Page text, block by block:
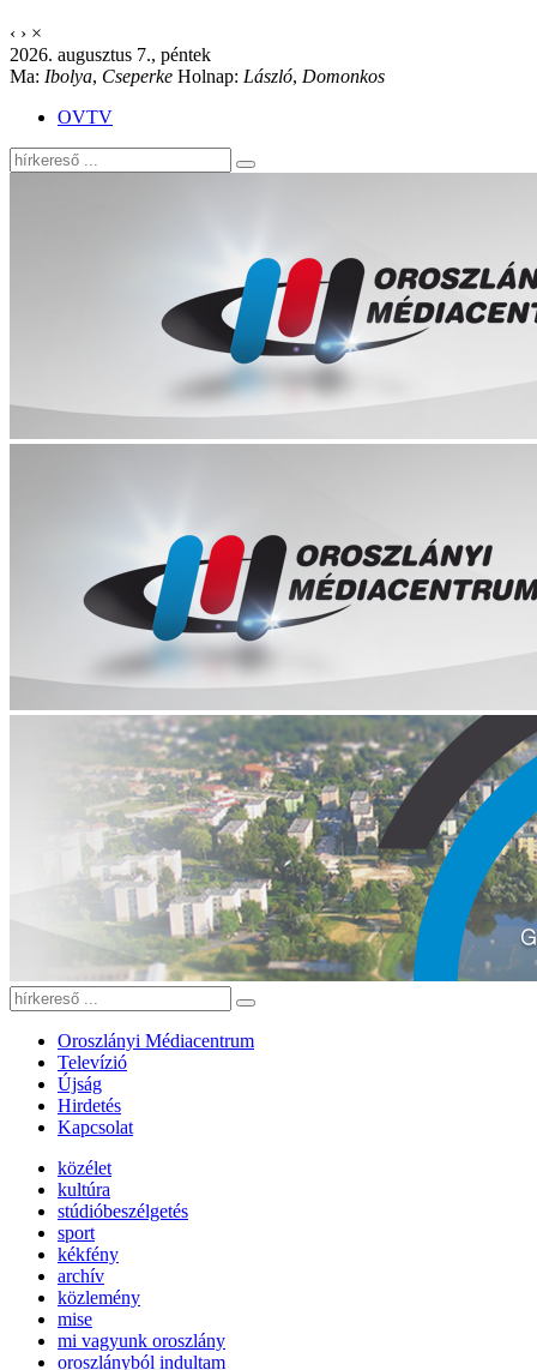
‹ › ×
2026. augusztus 7., péntek
Ma: Ibolya, Cseperke Holnap: László, Domonkos
OVTV
Oroszlányi Médiacentrum
Televízió
Újság
Hirdetés
Kapcsolat
közélet
kultúra
stúdióbeszélgetés
sport
kékfény
archív
közlemény
mise
mi vagyunk oroszlány
oroszlányból indultam